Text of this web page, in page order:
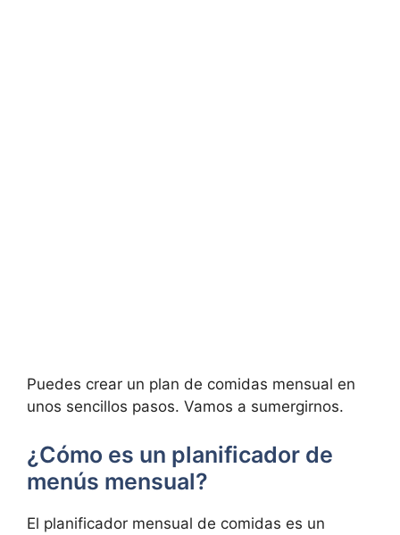
Puedes crear un plan de comidas mensual en
unos sencillos pasos. Vamos a sumergirnos.
¿Cómo es un planificador de
menús mensual?
El planificador mensual de comidas es un